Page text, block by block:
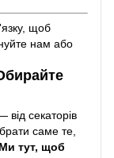
щоб
нам або
секаторів
саме те,
Ми тут, щоб